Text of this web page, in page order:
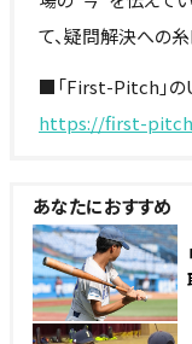
て、疑問解決への
■「First-Pitch」の
https://first-
あなたにおすすめ